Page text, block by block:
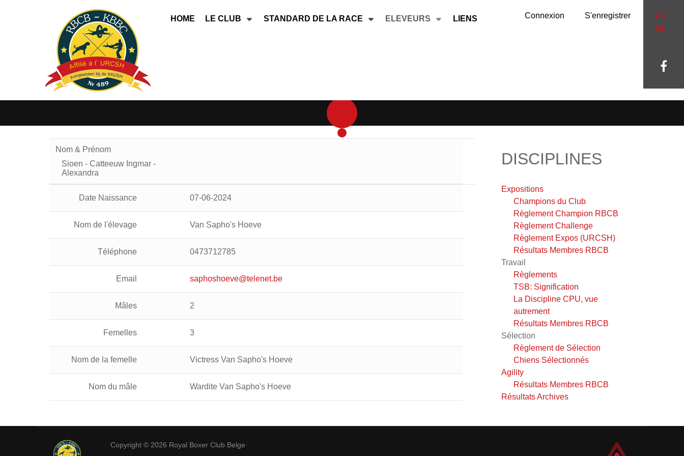
FR
NL
HOME LE CLUB STANDARD DE LA RACE ELEVEURS LIENS Connexion S'enregistrer
Nom & Prénom
Sioen - Catteeuw Ingmar -
Alexandra
Date Naissance 07-06-2024
Nom de l'élevage Van Sapho's Hoeve
Téléphone 0473712785
Email saphoshoeve@telenet.be
Mâles 2
Femelles 3
Nom de la femelle Victress Van Sapho's Hoeve
Nom du mâle Wardite Van Sapho's Hoeve
DISCIPLINES
Expositions
Champions du Club
Règlement Champion RBCB
Règlement Challenge
Règlement Expos (URCSH)
Résultats Membres RBCB
Travail
Règlements
TSB: Signification
La Discipline CPU, vue
autrement
Résultats Membres RBCB
Sélection
Règlement de Sélection
Chiens Sélectionnés
Agility
Résultats Membres RBCB
Résultats Archives
Copyright © 2026 Royal Boxer Club Belge